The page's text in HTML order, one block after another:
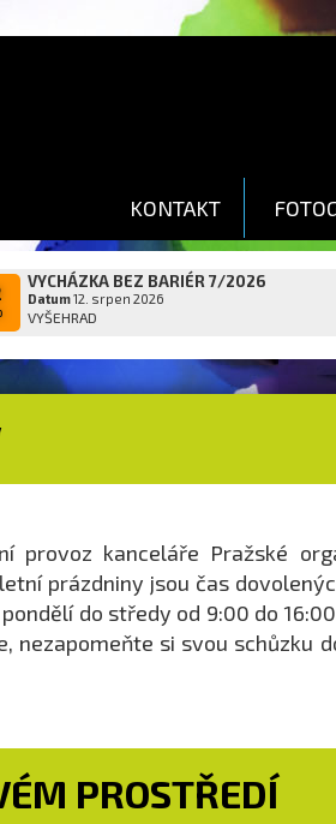
KONTAKT
VYCHÁZKA BEZ BARIÉR 7/2026
Datum12. srpen 2026
VYŠEHRAD
provoz kanceláře Pražské
prázdniny jsou čas
do středy od 9:00 do
nezapomeňte si svou schůzku
PROSTŘEDÍ